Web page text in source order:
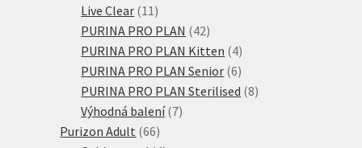
Live Clear 11 11
produktů
PURINA PRO PLAN 4242
produktů
PURINA PRO PLAN Kitten 44
produkty
PURINA PRO PLAN Senior 66
produktů
PURINA PRO PLAN Sterilised 88
Výhodná balení 77
Purizon Adult 6666